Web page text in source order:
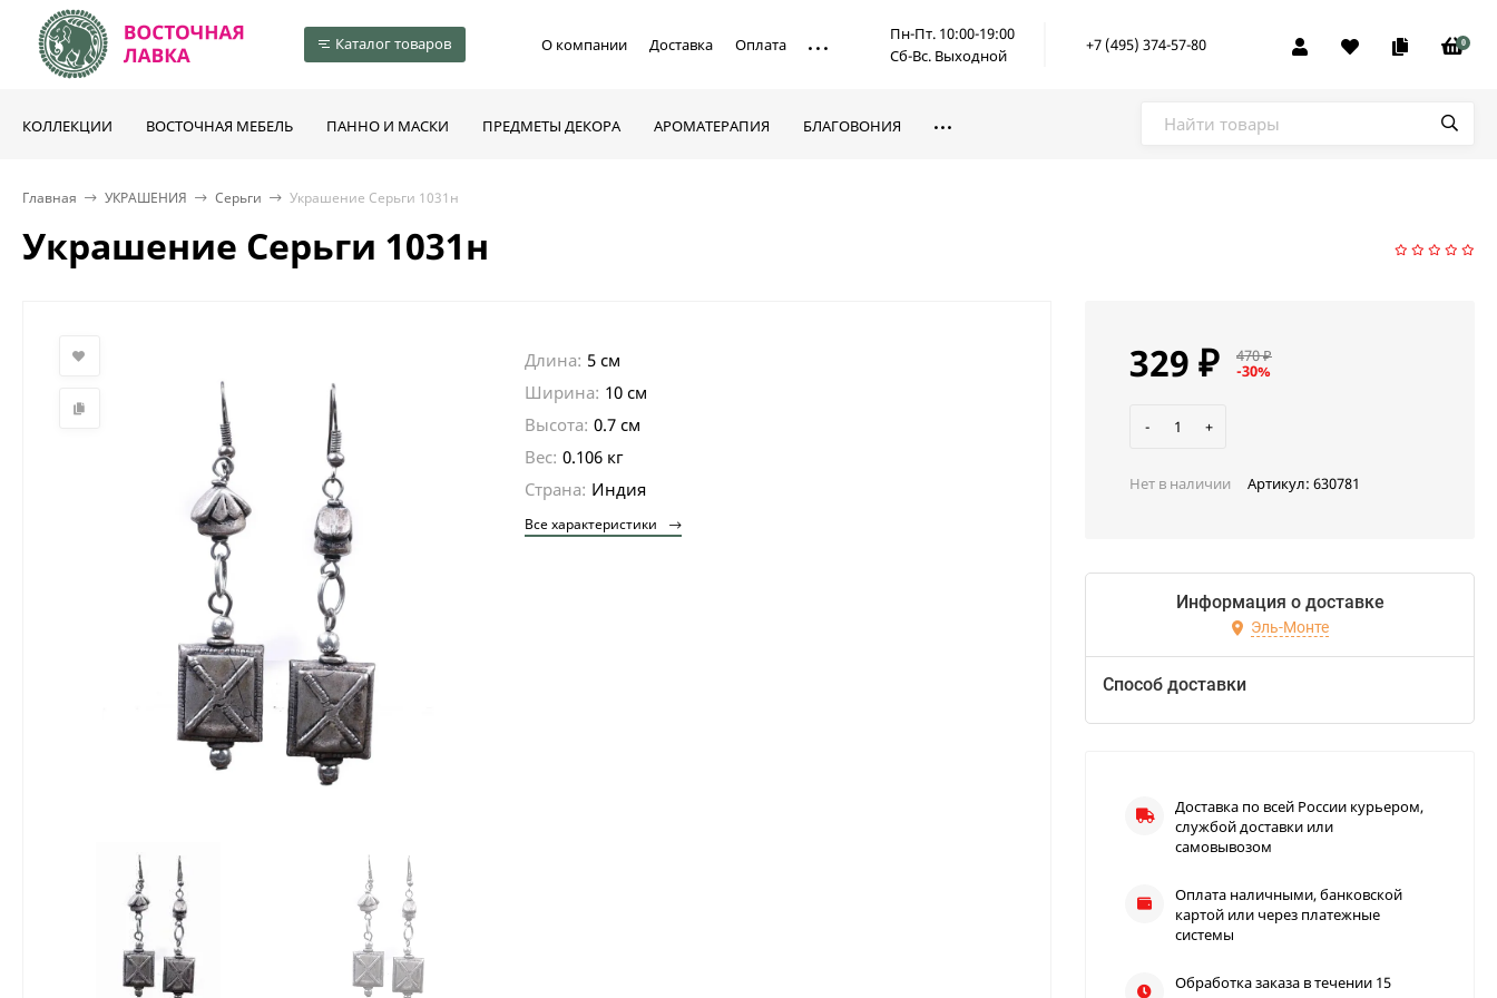
Каталог товаров О компании Доставка Оплата
Пн-Пт. 10:00-19:00
Сб-Вс. Выходной
+7 (495) 374-57-80 0
КОЛЛЕКЦИИ ВОСТОЧНАЯ МЕБЕЛЬ ПАННО И МАСКИ ПРЕДМЕТЫ ДЕКОРА АРОМАТЕРАПИЯ БЛАГОВОНИЯ
Главная УКРАШЕНИЯ Серьги Украшение Серьги 1031н
Украшение Серьги 1031н
Длина: 5 см
Ширина: 10 см
Высота: 0.7 см
Вес: 0.106 кг
Страна: Индия
Все характеристики
329 ₽ 470₽
-30%
- +
Нет в наличии Артикул: 630781
Информация о доставке
Эль-Монте
Способ доставки
Доставка по всей России курьером,
службой доставки или
самовывозом
Оплата наличными, банковской
картой или через платежные
системы
Обработка заказа в течении 15